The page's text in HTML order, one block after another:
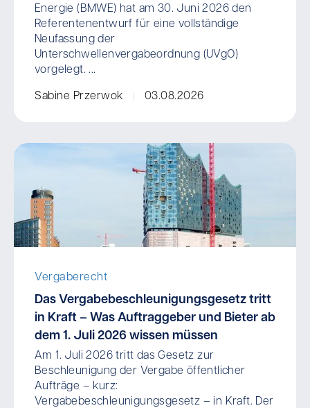
Energie (BMWE) hat am 30. Juni 2026 den
Referentenentwurf für eine vollständige
Neufassung der
Unterschwellenvergabeordnung (UVgO)
vorgelegt. ...
Sabine Przerwok 03.08.2026
Vergaberecht
Das Vergabebeschleunigungsgesetz tritt
in Kraft – Was Auftraggeber und Bieter ab
dem 1. Juli 2026 wissen müssen
Am 1. Juli 2026 tritt das Gesetz zur
Beschleunigung der Vergabe öffentlicher
Aufträge – kurz:
Vergabebeschleunigungsgesetz – in Kraft. Der